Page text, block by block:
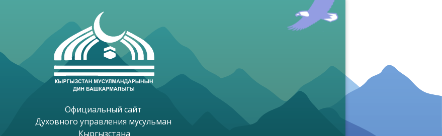
Официальный сайт
Духовного управления мусульман
Кыргызстана